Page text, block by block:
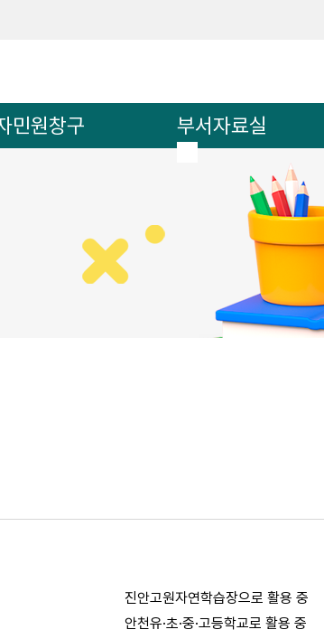
민원창구 부서자료실
진안고원자연학습장으로 활용 중
안천유·초·중·고등학교로 활용 중